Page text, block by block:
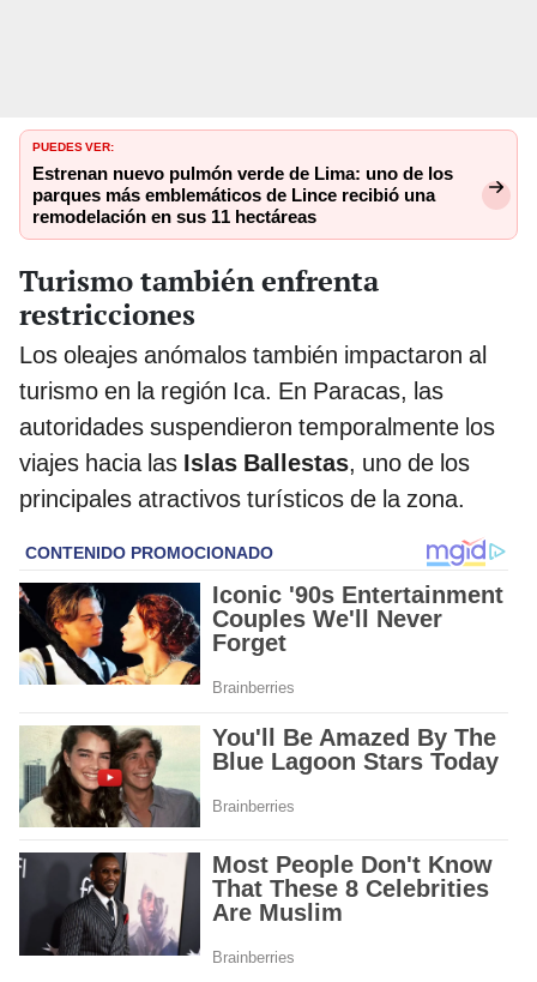
PUEDES VER:
Estrenan nuevo pulmón verde de Lima: uno de los
parques más emblemáticos de Lince recibió una
remodelación en sus 11 hectáreas
Turismo también enfrenta
restricciones
Los oleajes anómalos también impactaron al
turismo en la región Ica. En Paracas, las
autoridades suspendieron temporalmente los
viajes hacia las Islas Ballestas, uno de los
principales atractivos turísticos de la zona.